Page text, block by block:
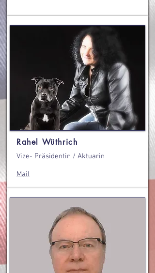
Rahel Wüthrich
Vize- Präsidentin / Aktuarin
Mail